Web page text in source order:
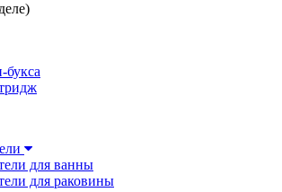
букса
для ванны
для раковины